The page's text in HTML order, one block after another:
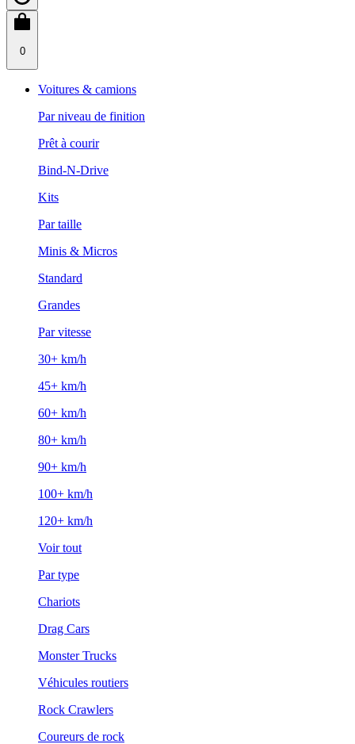
0
Voitures & camions
Par niveau de finition
Prêt à courir
Bind-N-Drive
Kits
Par taille
Minis & Micros
Standard
Grandes
Par vitesse
30+ km/h
45+ km/h
60+ km/h
80+ km/h
90+ km/h
100+ km/h
120+ km/h
Voir tout
Par type
Chariots
Drag Cars
Monster Trucks
Véhicules routiers
Rock Crawlers
Coureurs de rock